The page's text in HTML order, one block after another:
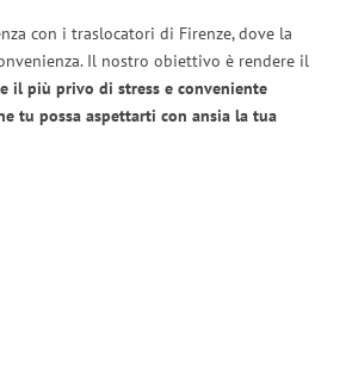
con i traslocatori di Firenze, dove la
Il nostro obiettivo è rendere il
il più privo di stress e conveniente
tu possa aspettarti con ansia la tua